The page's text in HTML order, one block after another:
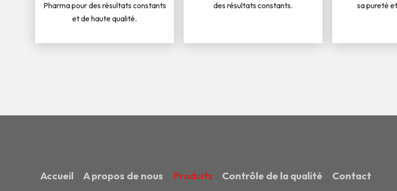
Pharma pour des résultats constants
et de haute qualité.
des résultats constants.
sa pureté
Accueil A propos de nous Produits Contrôle de la qualité Contact